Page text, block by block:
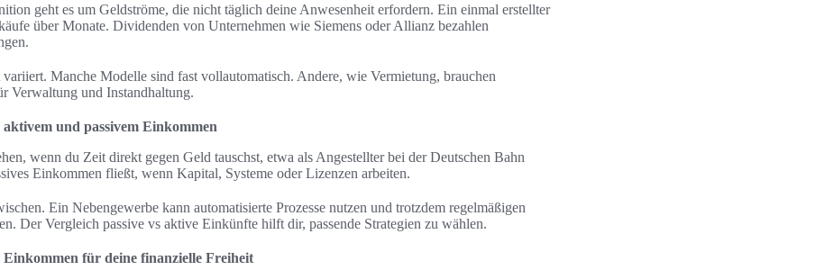
geht es um Geldströme, die nicht täglich deine Anwesenheit erfordern. Ein einmal erstellter
über Monate. Dividenden von Unternehmen wie Siemens oder Allianz bezahlen
Manche Modelle sind fast vollautomatisch. Andere, wie Vermietung, brauchen
Verwaltung und Instandhaltung.
und passivem Einkommen
wenn du Zeit direkt gegen Geld tauschst, etwa als Angestellter bei der Deutschen Bahn
Einkommen fließt, wenn Kapital, Systeme oder Lizenzen arbeiten.
Ein Nebengewerbe kann automatisierte Prozesse nutzen und trotzdem regelmäßigen
Der Vergleich passive vs aktive Einkünfte hilft dir, passende Strategien zu wählen.
Einkommen für deine finanzielle Freiheit